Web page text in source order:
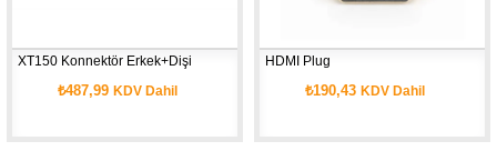
XT150 Konnektör Erkek+Dişi
₺487,99KDV Dahil
HDMI Plug
₺190,43KDV Dahil